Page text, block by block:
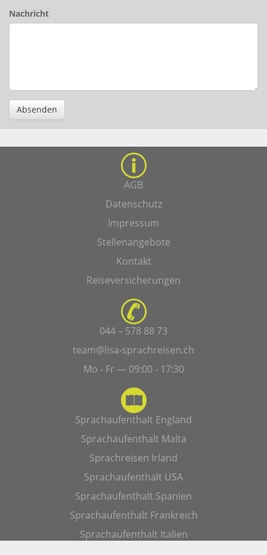
Nachricht
Absenden
AGB
Datenschutz
Impressum
Stellenangebote
Kontakt
Reiseversicherungen
044 – 578 88 73
team@lisa-sprachreisen.ch
Mo - Fr — 09:00 - 17:30
Sprachaufenthalt England
Sprachaufenthalt Malta
Sprachreisen Irland
Sprachaufenthalt USA
Sprachaufenthalt Spanien
Sprachaufenthalt Frankreich
Sprachaufenthalt Italien